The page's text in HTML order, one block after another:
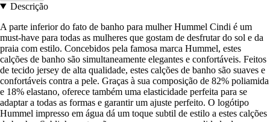
Descrição
A parte inferior do fato de banho para mulher Hummel Cindi é um
must-have para todas as mulheres que gostam de desfrutar do sol e da
praia com estilo. Concebidos pela famosa marca Hummel, estes
calções de banho são simultaneamente elegantes e confortáveis. Feitos
de tecido jersey de alta qualidade, estes calções de banho são suaves e
confortáveis contra a pele. Graças à sua composição de 82% poliamida
e 18% elastano, oferece também uma elasticidade perfeita para se
adaptar a todas as formas e garantir um ajuste perfeito. O logótipo
Hummel impresso em água dá um toque subtil de estilo a estes calções